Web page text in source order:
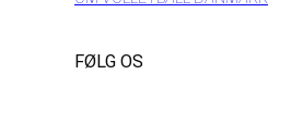
FØLG OS